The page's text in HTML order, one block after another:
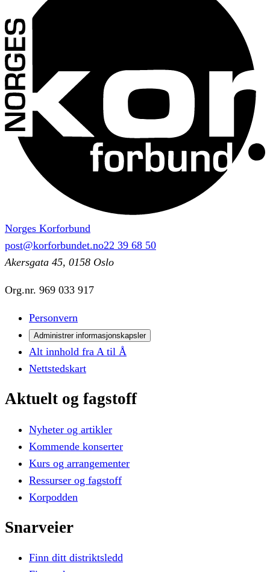
Norges Korforbund
post@korforbundet.no22 39 68 50
Akersgata 45, 0158 Oslo
Org.nr. 969 033 917
Personvern
Administrer informasjonskapsler
Alt innhold fra A til Å
Nettstedskart
Aktuelt og fagstoff
Nyheter og artikler
Kommende konserter
Kurs og arrangementer
Ressurser og fagstoff
Korpodden
Snarveier
Finn ditt distriktsledd